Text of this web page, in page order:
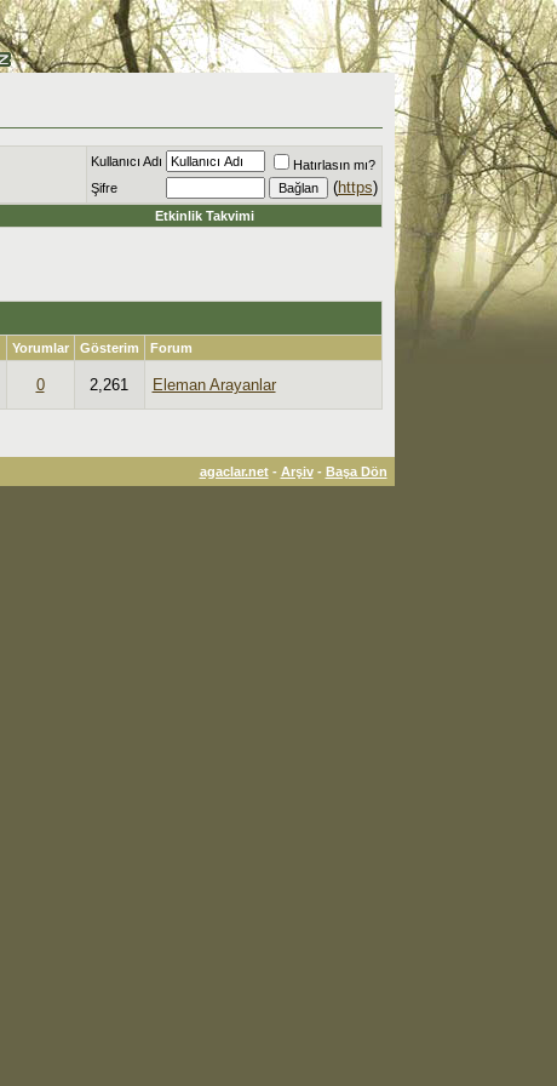
Kullanıcı Adı
Hatırlasın mı?
Şifre
(https)
Etkinlik Takvimi
Yorumlar Gösterim Forum
0 2,261 Eleman Arayanlar
agaclar.net- Arşiv- Başa Dön